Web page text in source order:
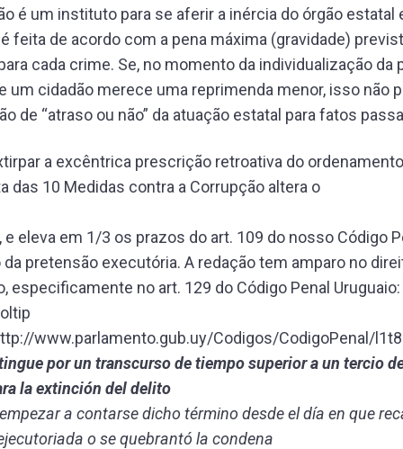
é um instituto para se aferir a inércia do órgão estatal
feita de acordo com a pena máxima (gravidade)
cada crime. Se, no momento da individualização da
um cidadão merece uma reprimenda menor, isso não
de “atraso ou não” da atuação estatal para fatos
a excêntrica prescrição retroativa do
das 10 Medidas contra a Corrupção altera o
e eleva em 1/3 os prazos do art. 109 do nosso Código
pretensão executória. A redação tem amparo no
especificamente no art. 129 do Código Penal Uruguaio:
www.parlamento.gub.uy/Codigos/CodigoPenal/
por un transcurso de tiempo superior a un tercio
la extinción del delito
a contarse dicho término desde el día en que
o se quebrantó la condena